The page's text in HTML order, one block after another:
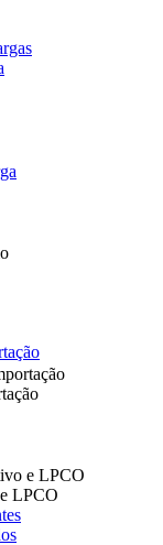
e LPCO
LPCO